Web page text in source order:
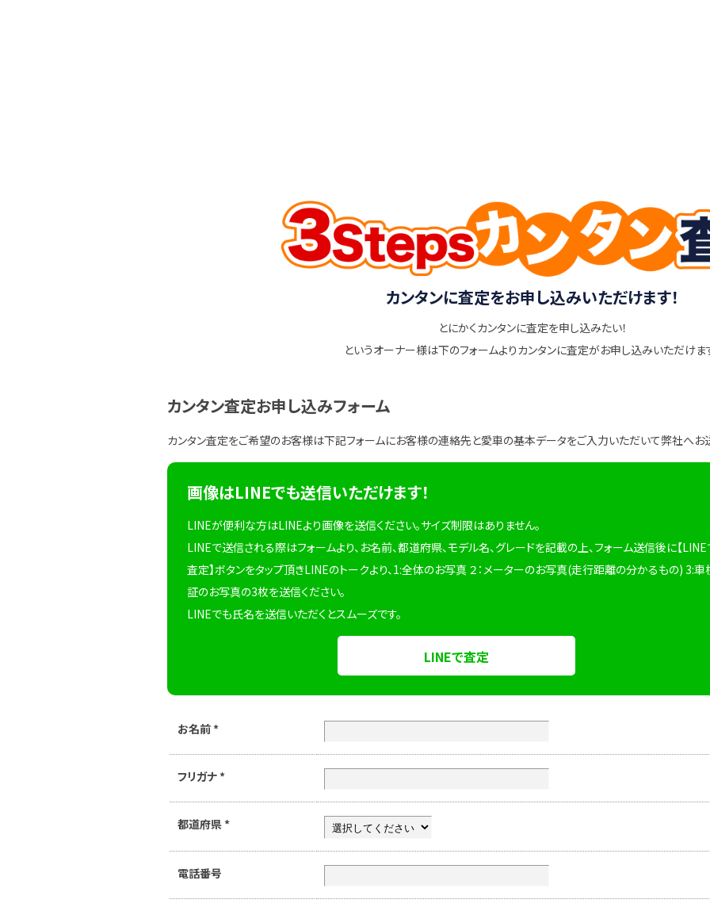
カンタンに査定をお申し込みいただけます！
とにかくカンタンに査定を申し込みたい！
というオーナー様は下のフォームよりカンタンに査定がお申し込みいただけま
カンタン査定お申し込みフォーム
カンタン査定をご希望のお客様は下記フォームにお客様の連絡先と愛車の基本データをご入力いただいて弊社へお
画像はLINEでも送信いただけます！
LINEが便利な方はLINEより画像を送信ください。サイズ制限はありません。
LINEで送信される際はフォームより、お名前、都道府県、モデル名、グレードを記載の上、フォーム送信後に【LINE
査定】ボタンをタップ頂きLINEのトークより、1:全体のお写真 ２：メーターのお写真(走行距離の分かるもの) 3:車
証のお写真の3枚を送信ください。
LINEでも氏名を送信いただくとスムーズです。
LINEで査定
お名前 *
フリガナ *
都道府県 *
電話番号